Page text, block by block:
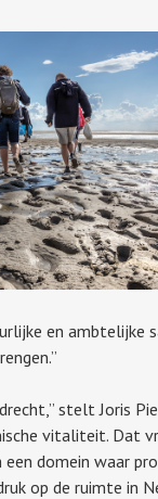
en ambtelijke
stelt Joris
vitaliteit. Dat
domein waar
op de ruimte in